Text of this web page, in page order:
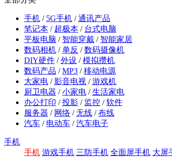
手机 / 5G手机 /通讯产品
笔记本 / 超极本 / 台式电脑
平板电脑 / 智能穿戴 / 智能家居
数码相机 /单反 /数码摄像机
DIY硬件 /外设 /模拟攒机
数码产品 /MP3 /移动电源
大家电 /影音电视 /游戏机
厨卫电器 /小家电 /生活家电
办公打印 /投影 / 监控 /软件
服务器 / 网络 /无线 /布线
汽车 / 电动车 /汽车电子
手机
手机 游戏手机 三防手机 全面屏手机 大屏